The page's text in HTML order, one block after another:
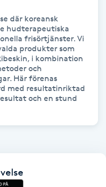
där koreansk
hudterapeutiska
frisörtjänster. Vi
produkter som
i kombination
och
Här förenas
med resultatinriktad
och en stund